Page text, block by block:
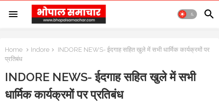
Home Indore
INDORE NEWS- ईदगाह सहित खुले में सभी धार्मिक कार्यक्रमों पर
प्रतिबंध
INDORE NEWS- ईदगाह सहित खुले में सभी
धार्मिक कार्यक्रमों पर प्रतिबंध